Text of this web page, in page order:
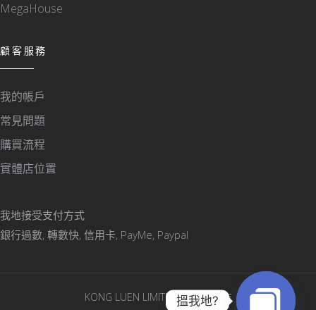
MegaHouse
顧客服務
我的帳戶
常見問題
購買流程
實體店位置
我地接受支付方式
銀行過數, 轉數快, 信用卡, PayMe, Paypal
KONG LUEN LIMITED © 版權所有
搵我地?